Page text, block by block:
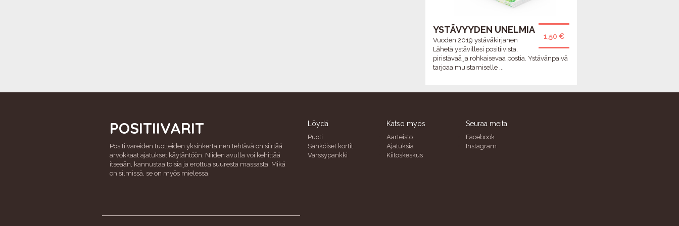
1,50 €
YSTÄVYYDEN UNELMIA
Vuoden 2019 ystäväkirjanen
Lähetä ystävillesi positiivista,
piristävää ja rohkaisevaa postia. Ystävänpäivä
tarjoaa muistamiselle ...
POSITIIVARIT
Positiivareiden tuotteiden yksinkertainen tehtävä on siirtää
arvokkaat ajatukset käytäntöön. Niiden avulla voi kehittää
itseään, kannustaa toisia ja erottua suuresta massasta. Mikä
on silmissä, se on myös mielessä.
Löydä
Puoti
Sähköiset kortit
Värssypankki
Katso myös
Aarteisto
Ajatuksia
Kiitoskeskus
Seuraa meitä
Facebook
Instagram